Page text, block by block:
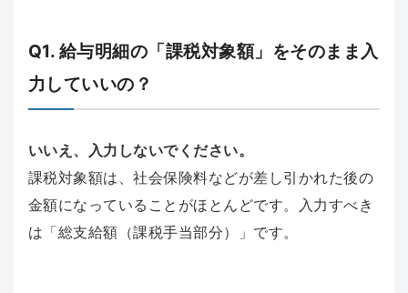
Q1. 給与明細の「課税対象額」をそのまま入
力していいの？
いいえ、入力しないでください。
課税対象額は、社会保険料などが差し引かれた後の
金額になっていることがほとんどです。入力すべき
は「総支給額（課税手当部分）」です。